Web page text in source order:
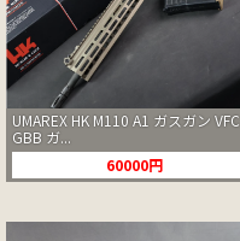
UMAREX HK M110 A1 ガスガン VFC
GBB ガ...
60000円